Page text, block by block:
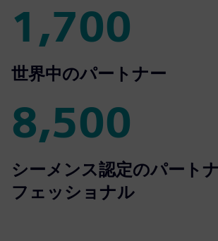
1,700
1,700
世界中のパートナー
8,500
8,500
シーメンス認定のパート
フェッショナル